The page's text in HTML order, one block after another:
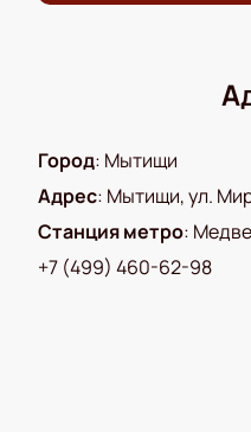
Город: Мытищи
Адрес: Мытищи, ул.
Станция метро:
+7 (499) 460-62-98